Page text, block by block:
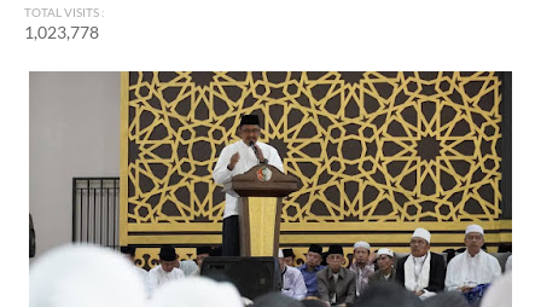
TOTAL VISITS :
1,023,778